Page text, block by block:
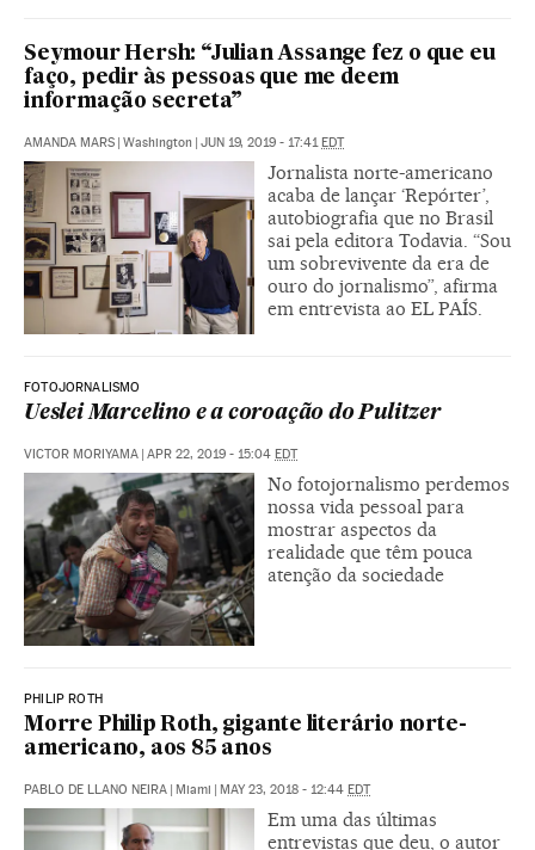
Seymour Hersh: “Julian Assange fez o que eu
faço, pedir às pessoas que me deem
informação secreta”
AMANDA MARS Washington JUN 19, 2019 - 17:41 EDT
Jornalista norte-americano
acaba de lançar ‘Repórter’,
autobiografia que no Brasil
sai pela editora Todavia. “Sou
um sobrevivente da era de
ouro do jornalismo”, afirma
em entrevista ao EL PAÍS.
FOTOJORNALISMO
Ueslei Marcelino e a coroação do Pulitzer
VICTOR MORIYAMA | APR 22, 2019 - 15:04 EDT
No fotojornalismo perdemos
nossa vida pessoal para
mostrar aspectos da
realidade que têm pouca
atenção da sociedade
PHILIP ROTH
Morre Philip Roth, gigante literário norte-
americano, aos 85 anos
PABLO DE LLANO NEIRA | Miami | MAY 23, 2018 - 12:44 EDT
Em uma das últimas
entrevistas que deu, o autor